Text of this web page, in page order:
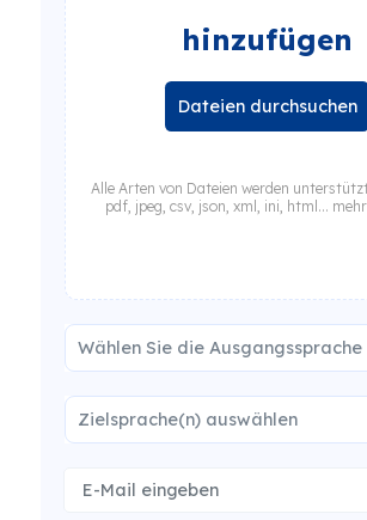
hinzufügen
Dateien durchsuchen
Alle Arten von Dateien werden
pdf, jpeg, csv, json, xml, ini, html...
Wählen Sie die Ausgangssprache
Zielsprache(n) auswählen